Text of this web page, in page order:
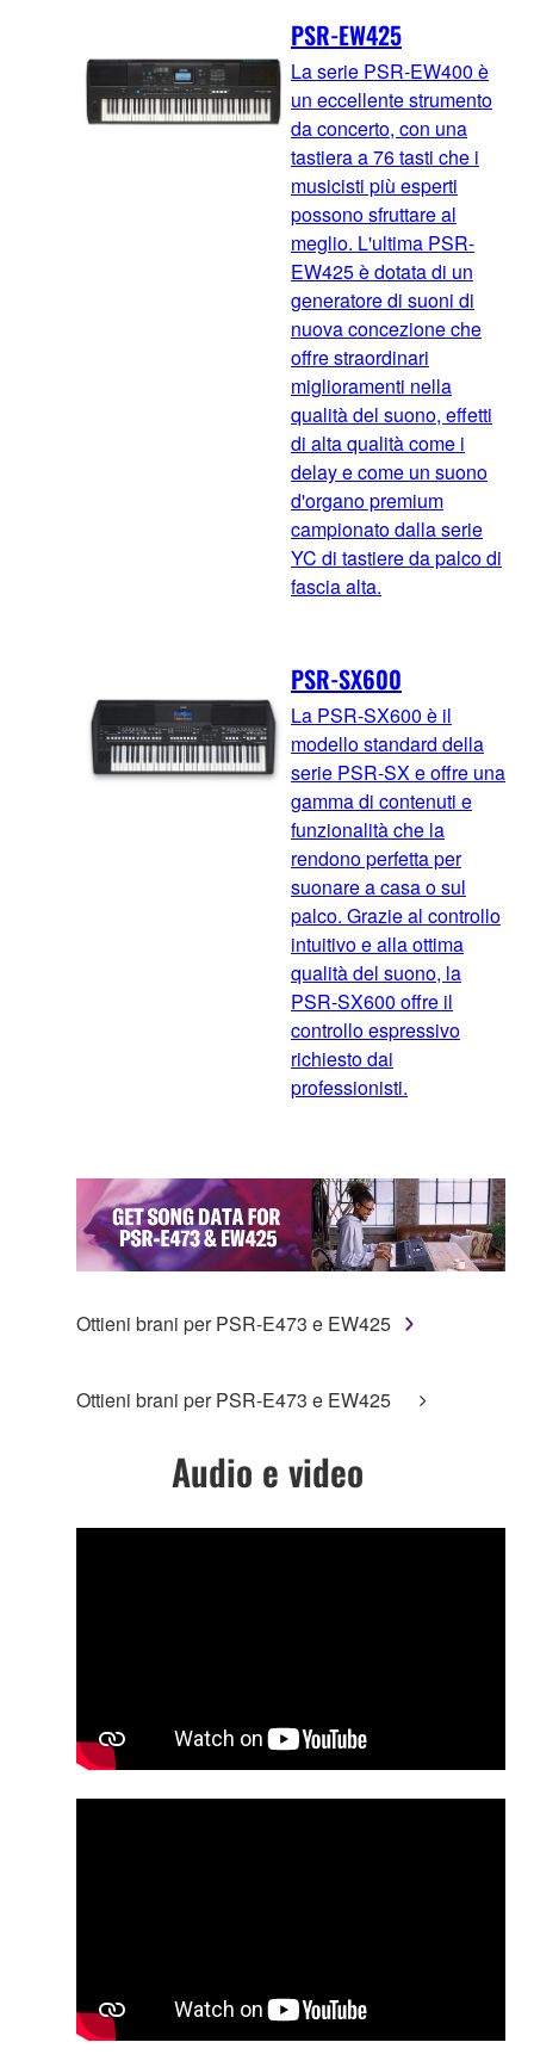
PSR-EW425
La serie PSR-EW400 è
un eccellente strumento
da concerto, con una
tastiera a 76 tasti che i
musicisti più esperti
possono sfruttare al
meglio. L'ultima PSR-
EW425 è dotata di un
generatore di suoni di
nuova concezione che
offre straordinari
miglioramenti nella
qualità del suono, effetti
di alta qualità come i
delay e come un suono
d'organo premium
campionato dalla serie
YC di tastiere da palco di
fascia alta.
PSR-SX600
La PSR-SX600 è il
modello standard della
serie PSR-SX e offre una
gamma di contenuti e
funzionalità che la
rendono perfetta per
suonare a casa o sul
palco. Grazie al controllo
intuitivo e alla ottima
qualità del suono, la
PSR-SX600 offre il
controllo espressivo
richiesto dai
professionisti.
Ottieni brani per PSR-E473 e EW425
Ottieni brani per PSR-E473 e EW425
Audio e video